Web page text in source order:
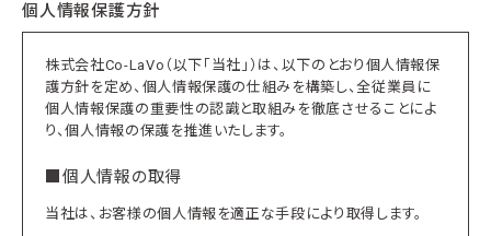
個人情報保護方針
株式会社Co-LaVo（以下「当社」）は、以下のとおり個人情報保
護方針を定め、個人情報保護の仕組みを構築し、全従業員に
個人情報保護の重要性の認識と取組みを徹底させることによ
り、個人情報の保護を推進いたします。
■個人情報の取得
当社は、お客様の個人情報を適正な手段により取得します。